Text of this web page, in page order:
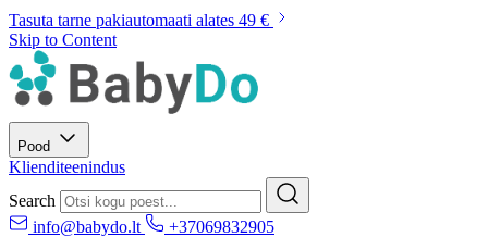
Tasuta tarne pakiautomaati alates 49 €
Skip to Content
Pood
Klienditeenindus
Search
info@babydo.lt
+37069832905